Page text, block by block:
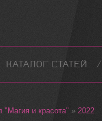
КАТАЛОГ СТАТЕЙ
"Магия и красота" »2022